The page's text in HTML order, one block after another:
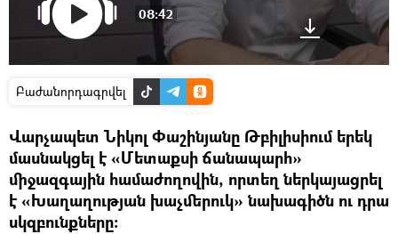
08:42
Բաժանորդագրվել
Վարչապետ Նիկոլ Փաշինյանը Թբիլիսիում երեկ
մասնակցել է «Մետաքսի ճանապարհ»
միջազգային համաժողովին, որտեղ ներկայացրել
է «Խաղաղության խաչմերուկ» նախագիծն ու դրա
սկզբունքները: